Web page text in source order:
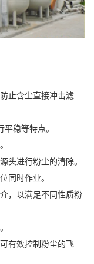
止含尘直接冲击滤
稳等特点。
头进行粉尘的清除。
同时作业。
，以满足不同性质粉
有效控制粉尘的飞